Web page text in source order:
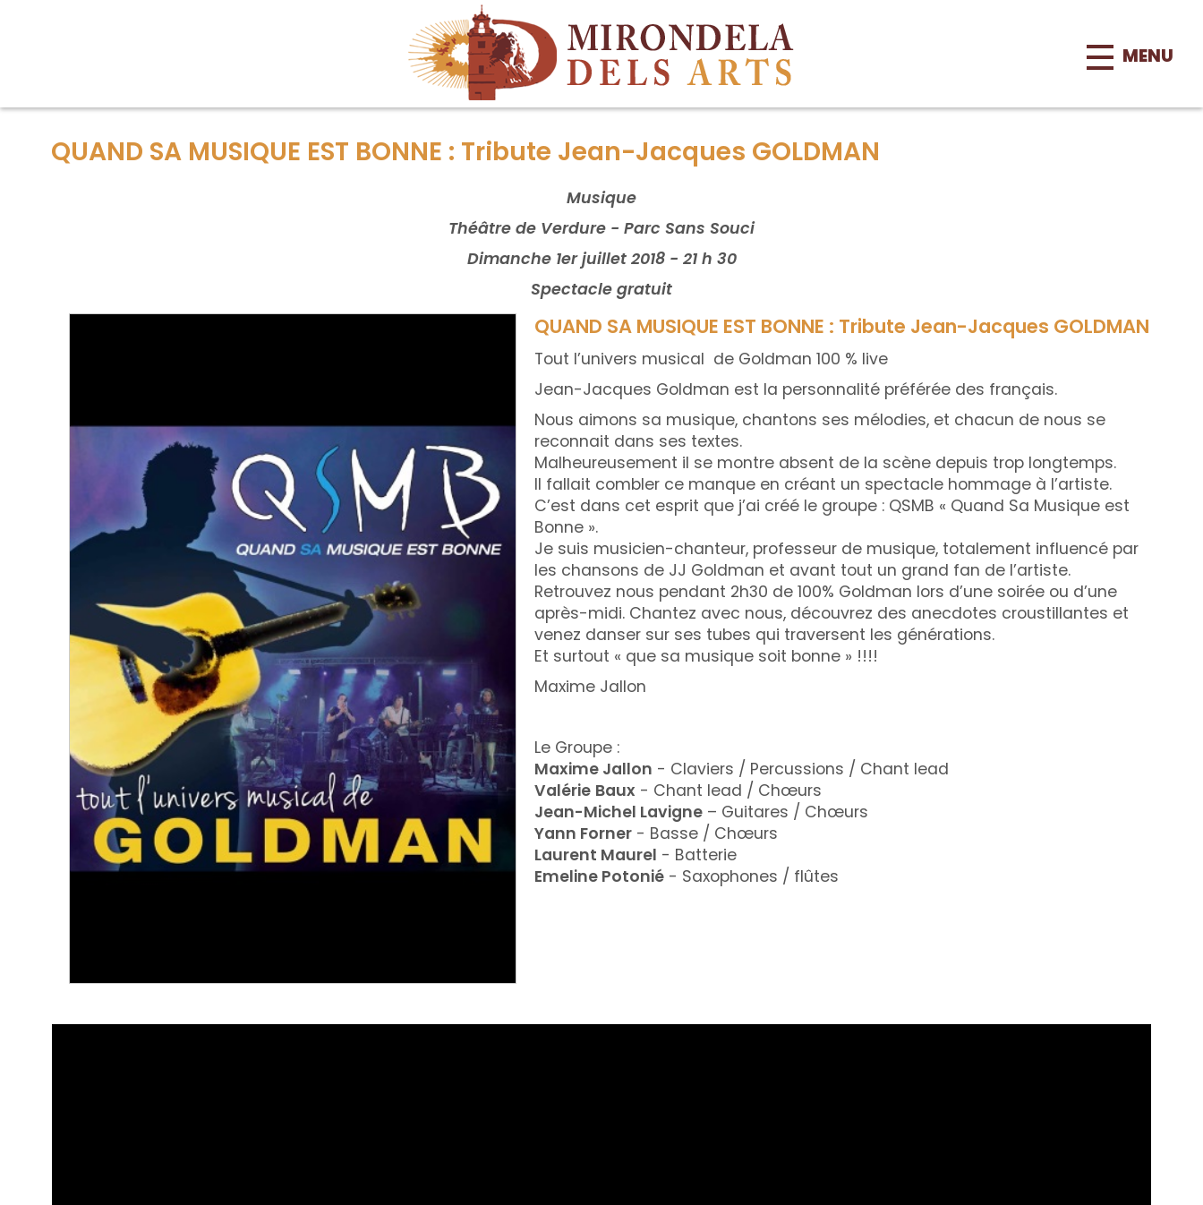
MENU
QUAND SA MUSIQUE EST BONNE : Tribute Jean-Jacques GOLDMAN
Musique
Théâtre de Verdure - Parc Sans Souci
Dimanche 1er juillet 2018 - 21 h 30
Spectacle gratuit
QUAND SA MUSIQUE EST BONNE : Tribute Jean-Jacques GOLDMAN
Tout l’univers musical de Goldman 100 % live
Jean-Jacques Goldman est la personnalité préférée des français.
Nous aimons sa musique, chantons ses mélodies, et chacun de nous se
reconnait dans ses textes.
Malheureusement il se montre absent de la scène depuis trop longtemps.
Il fallait combler ce manque en créant un spectacle hommage à l’artiste.
C’est dans cet esprit que j’ai créé le groupe : QSMB « Quand Sa Musique est
Bonne ».
Je suis musicien-chanteur, professeur de musique, totalement influencé par
les chansons de JJ Goldman et avant tout un grand fan de l’artiste.
Retrouvez nous pendant 2h30 de 100% Goldman lors d’une soirée ou d’une
après-midi. Chantez avec nous, découvrez des anecdotes croustillantes et
venez danser sur ses tubes qui traversent les générations.
Et surtout « que sa musique soit bonne » !!!!
Maxime Jallon
Le Groupe :
Maxime Jallon - Claviers / Percussions / Chant lead
Valérie Baux - Chant lead / Chœurs
Jean-Michel Lavigne – Guitares / Chœurs
Yann Forner - Basse / Chœurs
Laurent Maurel - Batterie
Emeline Potonié - Saxophones / flûtes